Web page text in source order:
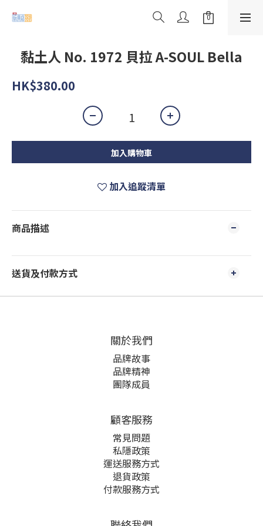
黏土人 No. 1972 貝拉 A-SOUL Bella
HK$380.00
加入購物車
加入追蹤清單
商品描述
送貨及付款方式
關於我們
品牌故事
品牌精神
團隊成員
顧客服務
常見問題
私隱政策
運送服務方式
退貨政策
付款服務方式